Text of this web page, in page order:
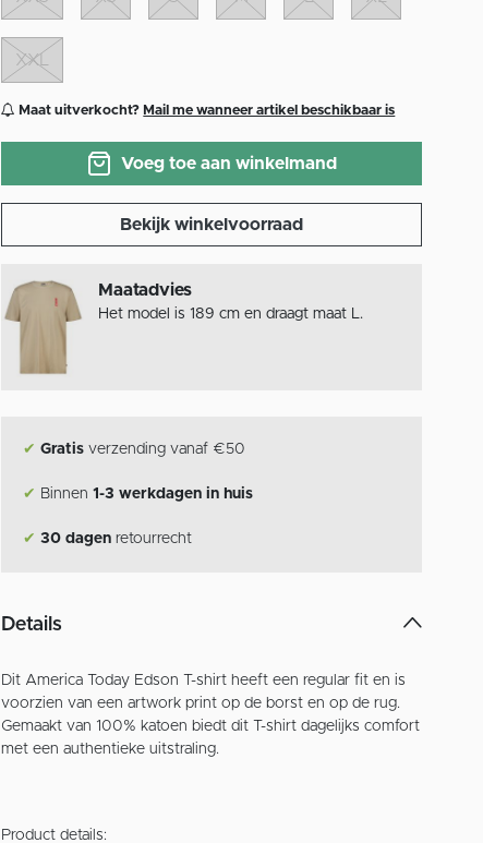
XXL
Maat uitverkocht? Mail me wanneer artikel beschikbaar is
Voeg toe aan winkelmand
Bekijk winkelvoorraad
Maatadvies
Het model is 189 cm en draagt maat L.
✔ Gratis verzending vanaf €50
✔ Binnen1-3 werkdagen in huis
✔ 30 dagen retourrecht
Details
Dit America Today Edson T-shirt heeft een regular fit en is
voorzien van een artwork print op de borst en op de rug.
Gemaakt van 100% katoen biedt dit T-shirt dagelijks comfort
met een authentieke uitstraling.
Product details: